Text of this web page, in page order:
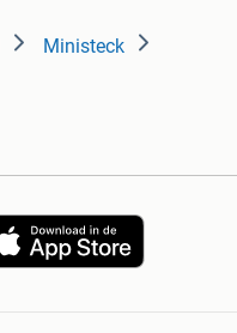
Ministeck